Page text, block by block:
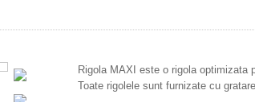
Rigola MAXI este o rigola optimizata
Toate rigolele sunt furnizate cu